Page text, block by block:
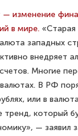
изменение
в мире. «Старая
западных
внедряет
Многие
В РФ
или в
который
— заявил